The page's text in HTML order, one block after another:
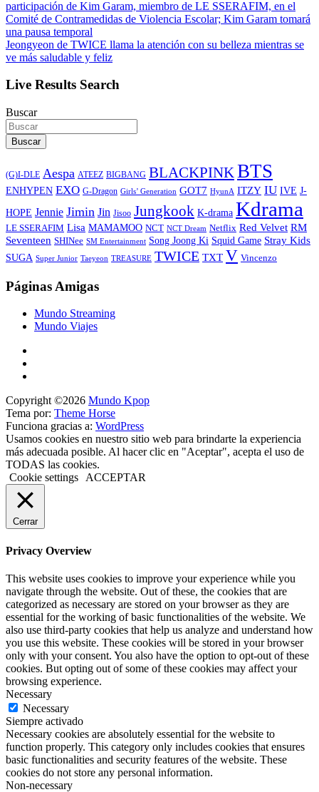
participación de Kim Garam, miembro de LE SSERAFIM, en el
Comité de Contramedidas de Violencia Escolar; Kim Garam tomará
una pausa temporal
Jeongyeon de TWICE llama la atención con su belleza mientras se
ve más saludable y feliz
Live Results Search
Buscar
Buscar
(G)I-DLE Aespa ATEEZ BIGBANG BLACKPINKBTS
ENHYPEN EXO G-Dragon Girls’ Generation GOT7 HyunA ITZY IU IVE J-
HOPE Jennie Jimin Jin Jisoo Jungkook K-drama Kdrama
LE SSERAFIM Lisa MAMAMOO NCT NCT Dream Netflix Red Velvet RM
Seventeen SHINee SM Entertainment Song Joong Ki Squid Game Stray Kids
SUGA Super Junior Taeyeon TREASURE TWICE TXT V Vincenzo
Páginas Amigas
Mundo Streaming
Mundo Viajes
Copyright ©2026 Mundo Kpop
Tema por: Theme Horse
Funciona gracias a: WordPress
Usamos cookies en nuestro sitio web para brindarte la experiencia
más adecuada posible. Al hacer clic en "Aceptar", acepta el uso de
TODAS las cookies.
Cookie settings
ACCEPTAR
Cerrar
Privacy Overview
This website uses cookies to improve your experience while you
navigate through the website. Out of these, the cookies that are
categorized as necessary are stored on your browser as they are
essential for the working of basic functionalities of the website. We
also use third-party cookies that help us analyze and understand how
you use this website. These cookies will be stored in your browser
only with your consent. You also have the option to opt-out of these
cookies. But opting out of some of these cookies may affect your
browsing experience.
Necessary
Necessary
Siempre activado
Necessary cookies are absolutely essential for the website to
function properly. This category only includes cookies that ensures
basic functionalities and security features of the website. These
cookies do not store any personal information.
Non-necessary